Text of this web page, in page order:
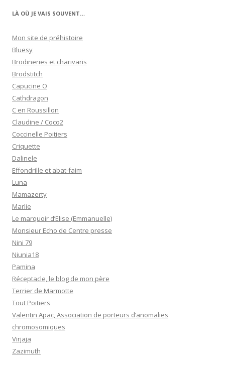
LÀ OÙ JE VAIS SOUVENT…
Mon site de préhistoire
Bluesy
Brodineries et charivaris
Brodstitch
Capucine O
Cathdragon
C en Roussillon
Claudine / Coco2
Coccinelle Poitiers
Criquette
Dalinele
Effondrille et abat-faim
Luna
Mamazerty
Marlie
Le marquoir d’Elise (Emmanuelle)
Monsieur Echo de Centre presse
Nini 79
Niunia18
Pamina
Réceptacle, le blog de mon père
Terrier de Marmotte
Tout Poitiers
Valentin Apac, Association de porteurs d’anomalies
chromosomiques
Virjaja
Zazimuth